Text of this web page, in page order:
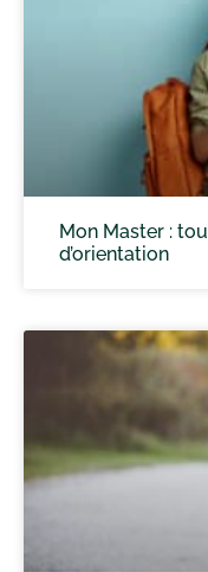
Mon Master :
d’orientation